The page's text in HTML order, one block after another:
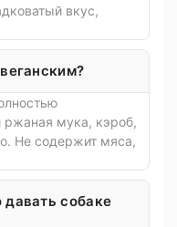
вкус,
ржаная мука, кэроб,
Не содержит мяса,
собаке